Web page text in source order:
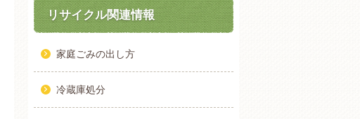
リサイクル関連情報
家庭ごみの出し方
冷蔵庫処分